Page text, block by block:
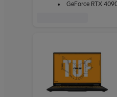
GeForce RTX